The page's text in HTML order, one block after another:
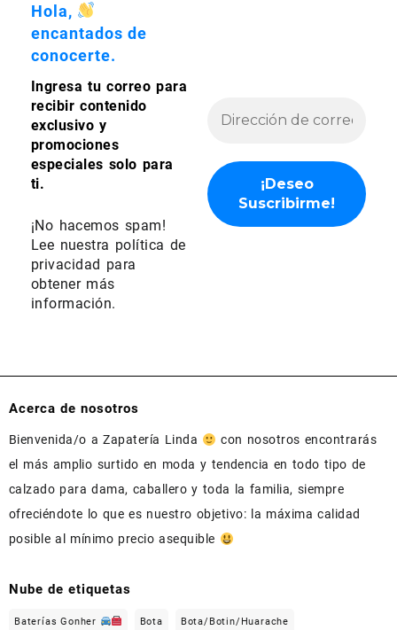
Hola,
encantados de
conocerte.
Ingresa tu correo para
recibir contenido
exclusivo y
promociones
especiales solo para
ti.
¡No hacemos spam!
Lee nuestra política de
privacidad para
obtener más
información.
Acerca de nosotros
Bienvenida/o a Zapatería Linda
con nosotros encontrarás
el más amplio surtido en moda y tendencia en todo tipo de
calzado para dama, caballero y toda la familia, siempre
ofreciéndote lo que es nuestro objetivo: la máxima calidad
posible al mínimo precio asequible
Nube de etiquetas
Baterías Gonher Bota Bota/Botin/Huarache